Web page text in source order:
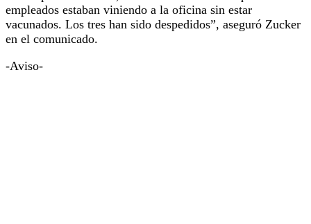
empleados estaban viniendo a la oficina sin estar
vacunados. Los tres han sido despedidos”, aseguró Zucker
en el comunicado.
-Aviso-